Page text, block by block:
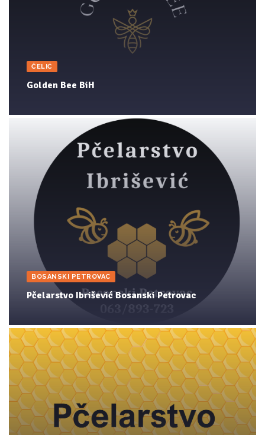
ČELIĆ
Golden Bee BiH
BOSANSKI PETROVAC
Pčelarstvo Ibrišević Bosanski Petrovac